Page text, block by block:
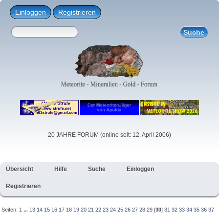
Einloggen Registrieren
20 JAHRE FORUM (online seit: 12. April 2006)
Übersicht Hilfe Suche Einloggen
Registrieren
Seiten: 1 ... 13 14 15 16 17 18 19 20 21 22 23 24 25 26 27 28 29 [30]31 32 33 34 35 36 37